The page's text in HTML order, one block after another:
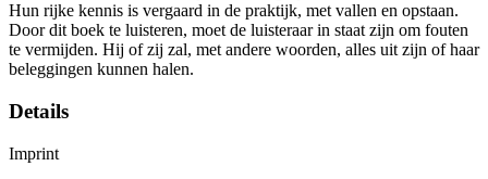
Hun rijke kennis is vergaard in de praktijk, met vallen en opstaan.
Door dit boek te luisteren, moet de luisteraar in staat zijn om fouten
te vermijden. Hij of zij zal, met andere woorden, alles uit zijn of haar
beleggingen kunnen halen.
Details
Imprint